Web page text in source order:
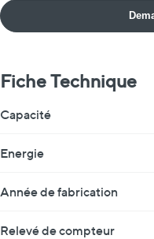
Fiche Technique
Capacité
Energie
Année de fabrication
Relevé de compteur